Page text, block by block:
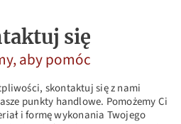
się
aby pomóc
skontaktuj się z nami
punkty handlowe. Pomożemy Ci
i formę wykonania Twojego